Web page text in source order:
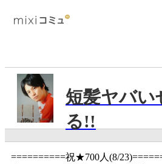
短髪ヤバい
る!!
==========祝★700人(8/